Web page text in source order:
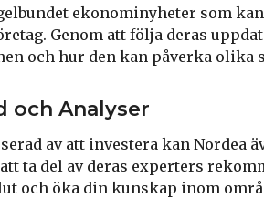
ekonominyheter som
Genom att följa deras
och hur den kan påverka olika
och Analyser
av att investera kan Nordea
ta del av deras experters
och öka din kunskap inom